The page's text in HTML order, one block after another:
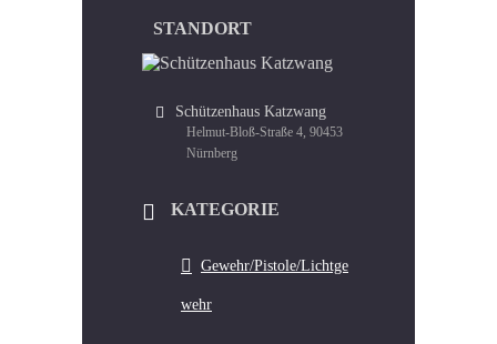
STANDORT
Schützenhaus Katzwang
Helmut-Bloß-Straße 4, 90453
Nürnberg
KATEGORIE
Gewehr/Pistole/Lichtge
wehr